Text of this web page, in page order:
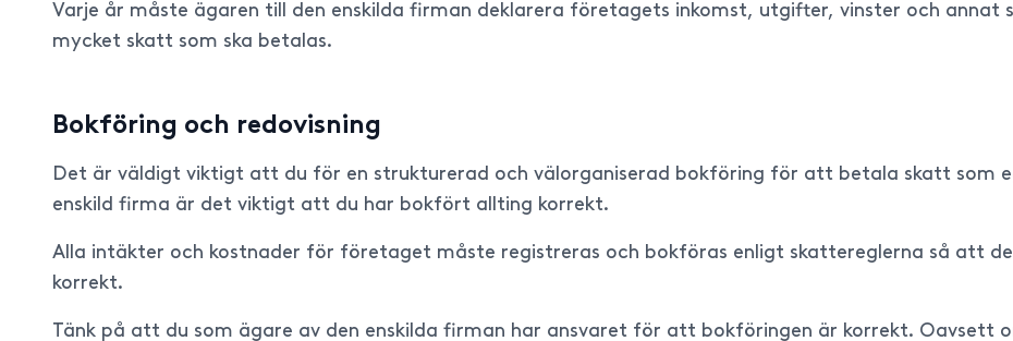
Varje år måste ägaren till den enskilda firman deklarera företagets inkomst, utgifter, vinster och
mycket skatt som ska betalas.
Bokföring och redovisning
Det är väldigt viktigt att du för en strukturerad och välorganiserad bokföring för att betala skatt som
enskild firma är det viktigt att du har bokfört allting korrekt.
Alla intäkter och kostnader för företaget måste registreras och bokföras enligt skattereglerna så att
korrekt.
Tänk på att du som ägare av den enskilda firman har ansvaret för att bokföringen är korrekt. Oavsett